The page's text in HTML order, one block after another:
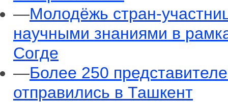
—Молодёжь стран-
научными знаниями в
Согде
—Более 250
отправились в Ташкент